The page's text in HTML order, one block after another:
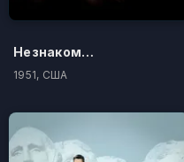
Незнакомцы в поезде
1951, США